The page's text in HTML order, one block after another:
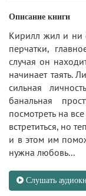
Описание книги
Кирилл жил и ни
перчатки,
случая он
начинает таять.
сильная
банальная
посмотреть на
встретиться, но
и в этом им
нужна любовь...
Слушать